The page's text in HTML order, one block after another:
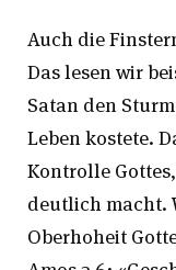
Auch die
Das lesen wir
Satan den
Leben kostete.
Kontrolle
deutlich macht.
Oberhoheit